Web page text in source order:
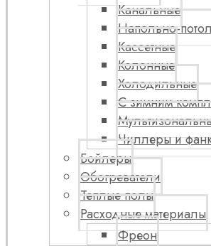
Канальные
Напольно-
Кассетные
Колонные
Холодильные
С зимним
Чиллеры и
Бойлеры
Обогреватели
Теплые полы
Расходные материалы
Фреон